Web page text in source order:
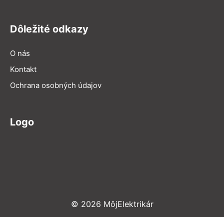
Dôležité odkazy
O nás
Kontakt
Ochrana osobných údajov
Logo
© 2026 MôjElektrikár